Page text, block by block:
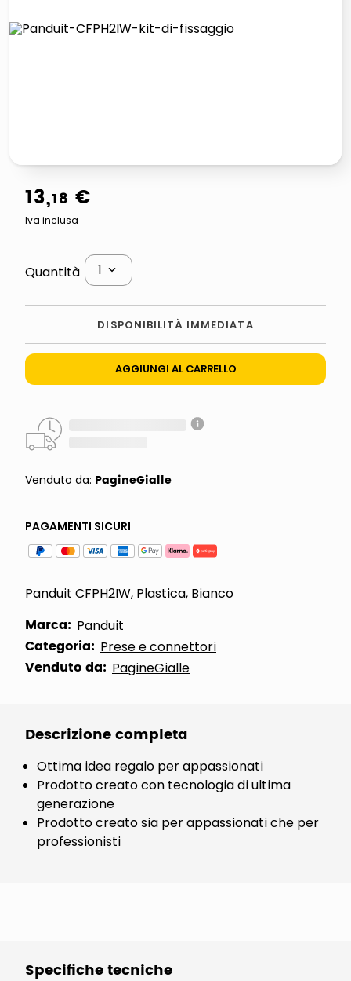
airpods
13,18 €
Iva inclusa
Quantità 1
DISPONIBILITÀ IMMEDIATA
AGGIUNGI AL CARRELLO
Venduto da: PagineGialle
PAGAMENTI SICURI
Panduit CFPH2IW, Plastica, Bianco
Marca: Panduit
Categoria: Prese e connettori
Venduto da: PagineGialle
Descrizione completa
Ottima idea regalo per appassionati
Prodotto creato con tecnologia di ultima
generazione
Prodotto creato sia per appassionati che per
professionisti
Specifiche tecniche